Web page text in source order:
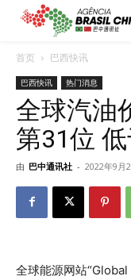
首页 巴西快讯
巴西快讯 热门消息
全球汽油
第31位
由 巴中通讯社 - 2022年9月
全球能源网站